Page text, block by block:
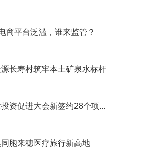
商平台泛滥，谁来监管？
长寿村筑牢本土矿泉水标杆
资促进大会新签约28个项...
胞来穗医疗旅行新高地